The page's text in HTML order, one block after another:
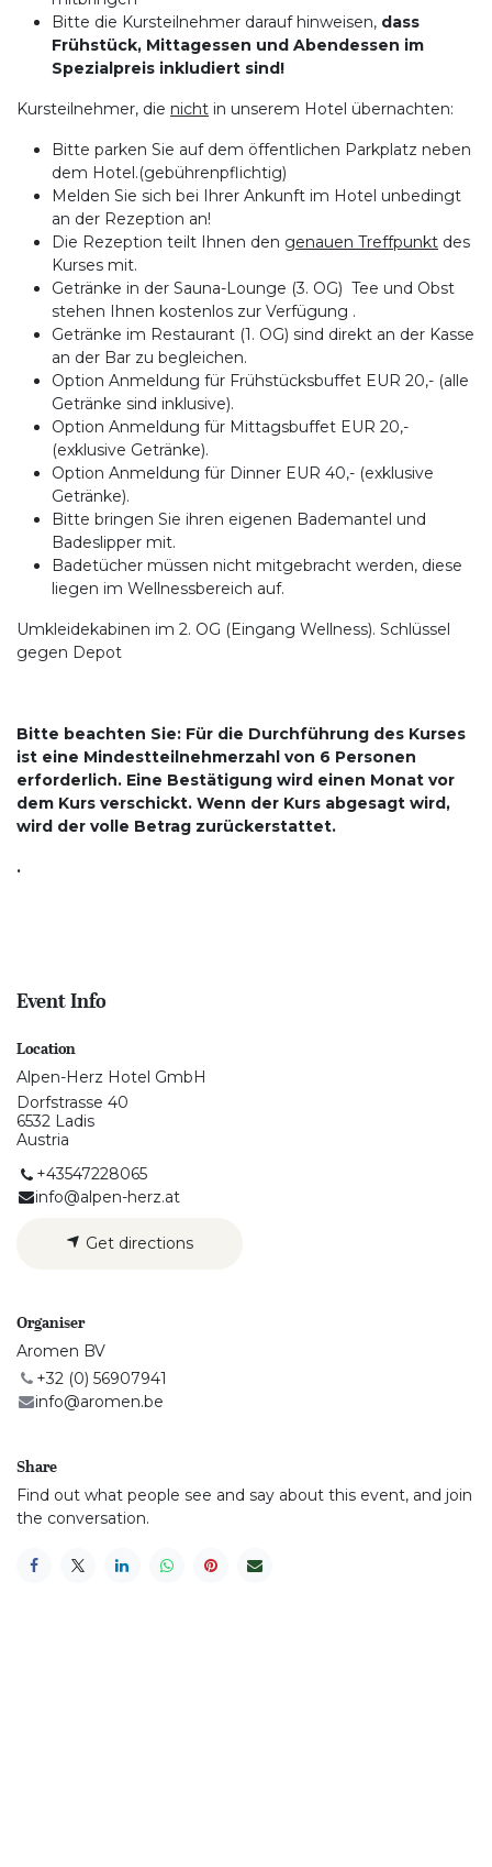
Bitte die Kursteilnehmer darauf hinweisen, dass
Frühstück, Mittagessen und Abendessen im
Spezialpreis inkludiert sind!
Kursteilnehmer, die nicht in unserem Hotel übernachten:
Bitte parken Sie auf dem öffentlichen Parkplatz neben
dem Hotel.(gebührenpflichtig)
Melden Sie sich bei Ihrer Ankunft im Hotel unbedingt
an der Rezeption an!
Die Rezeption teilt Ihnen den genauen Treffpunkt des
Kurses mit.
Getränke in der Sauna-Lounge (3. OG) Tee und Obst
stehen Ihnen kostenlos zur Verfügung .
Getränke im Restaurant (1. OG) sind direkt an der Kasse
an der Bar zu begleichen.
Option Anmeldung für Frühstücksbuffet EUR 20,- (alle
Getränke sind inklusive).
Option Anmeldung für Mittagsbuffet EUR 20,-
(exklusive Getränke).
Option Anmeldung für Dinner EUR 40,- (exklusive
Getränke).
Bitte bringen Sie ihren eigenen Bademantel und
Badeslipper mit.
Badetücher müssen nicht mitgebracht werden, diese
liegen im Wellnessbereich auf.
Umkleidekabinen im 2. OG (Eingang Wellness). Schlüssel
gegen Depot
Bitte beachten Sie: Für die Durchführung des Kurses
ist eine Mindestteilnehmerzahl von 6 Personen
erforderlich. Eine Bestätigung wird einen Monat vor
dem Kurs verschickt. Wenn der Kurs abgesagt wird,
wird der volle Betrag zurückerstattet.
.
Event Info
Location
Alpen-Herz Hotel GmbH
Dorfstrasse 40
6532 Ladis
Austria
+43547228065
info@alpen-herz.at
Get directions
Organiser
Aromen BV
+32 (0) 56907941
info@aromen.be
Share
Find out what people see and say about this event, and join
the conversation.